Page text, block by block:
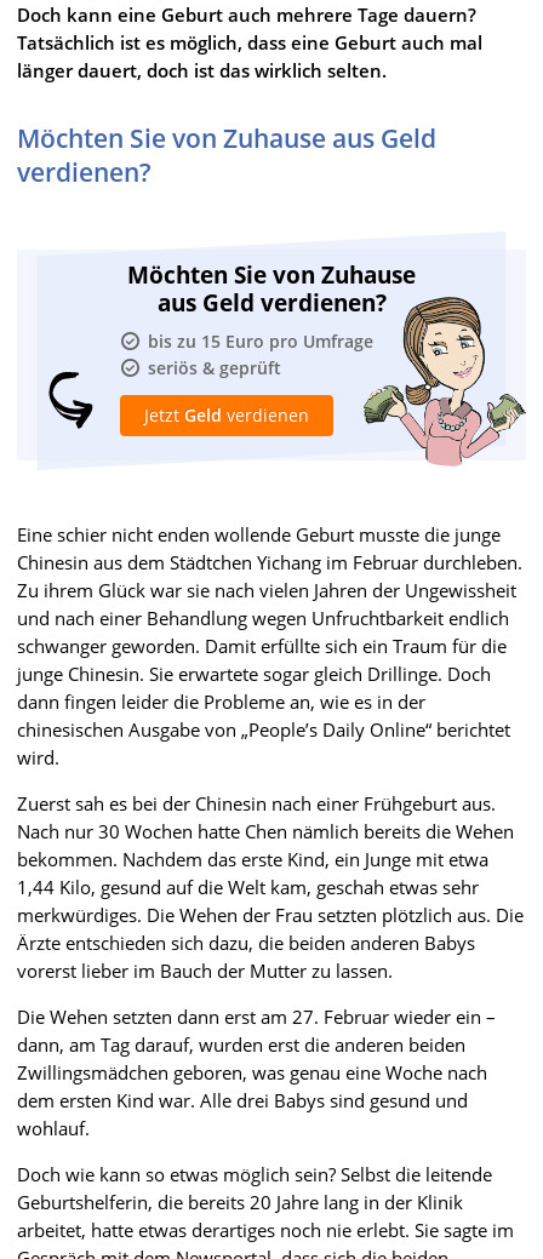
Doch kann eine Geburt auch mehrere Tage dauern?
Tatsächlich ist es möglich, dass eine Geburt auch mal
länger dauert, doch ist das wirklich selten.
Möchten Sie von Zuhause aus Geld
verdienen?
Möchten Sie von Zuhause
aus Geld verdienen?
bis zu 15 Euro pro Umfrage
seriös & geprüft
Jetzt Geld verdienen
Eine schier nicht enden wollende Geburt musste die junge
Chinesin aus dem Städtchen Yichang im Februar durchleben.
Zu ihrem Glück war sie nach vielen Jahren der Ungewissheit
und nach einer Behandlung wegen Unfruchtbarkeit endlich
schwanger geworden. Damit erfüllte sich ein Traum für die
junge Chinesin. Sie erwartete sogar gleich Drillinge. Doch
dann fingen leider die Probleme an, wie es in der
chinesischen Ausgabe von „People’s Daily Online“ berichtet
wird.
Zuerst sah es bei der Chinesin nach einer Frühgeburt aus.
Nach nur 30 Wochen hatte Chen nämlich bereits die Wehen
bekommen. Nachdem das erste Kind, ein Junge mit etwa
1,44 Kilo, gesund auf die Welt kam, geschah etwas sehr
merkwürdiges. Die Wehen der Frau setzten plötzlich aus. Die
Ärzte entschieden sich dazu, die beiden anderen Babys
vorerst lieber im Bauch der Mutter zu lassen.
Die Wehen setzten dann erst am 27. Februar wieder ein –
dann, am Tag darauf, wurden erst die anderen beiden
Zwillingsmädchen geboren, was genau eine Woche nach
dem ersten Kind war. Alle drei Babys sind gesund und
wohlauf.
Doch wie kann so etwas möglich sein? Selbst die leitende
Geburtshelferin, die bereits 20 Jahre lang in der Klinik
arbeitet, hatte etwas derartiges noch nie erlebt. Sie sagte im